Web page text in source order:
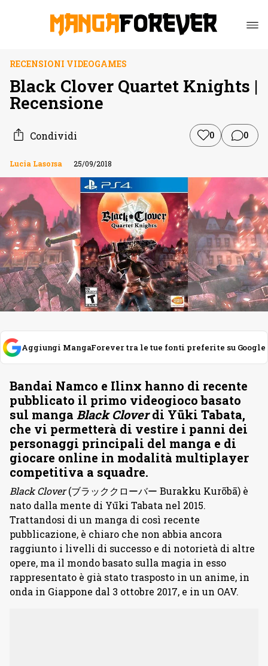
RECENSIONI VIDEOGAMES
Black Clover Quartet Knights |
Recensione
Condividi 0 0
Lucia Lasorsa 25/09/2018
Aggiungi MangaForever tra le tue fonti preferite su Google
Bandai Namco e Ilinx hanno di recente
pubblicato il primo videogioco basato
sul manga Black Cloverdi Yūki Tabata,
che vi permetterà di vestire i panni dei
personaggi principali del manga e di
giocare online in modalità multiplayer
competitiva a squadre.
Black Clover(ブラッククローバー Burakku Kurōbā) è
nato dalla mente di Yūki Tabata nel 2015.
Trattandosi di un manga di così recente
pubblicazione, è chiaro che non abbia ancora
raggiunto i livelli di successo e di notorietà di altre
opere, ma il mondo basato sulla magia in esso
rappresentato è già stato trasposto in un anime, in
onda in Giappone dal 3 ottobre 2017, e in un OAV.